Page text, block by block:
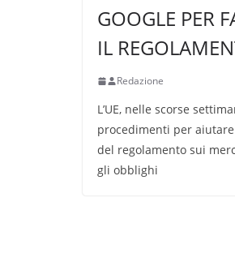
GOOGLE PER
IL
Redazione
L’UE, nelle scorse
procedimenti per aiutare
del regolamento sui
gli obblighi